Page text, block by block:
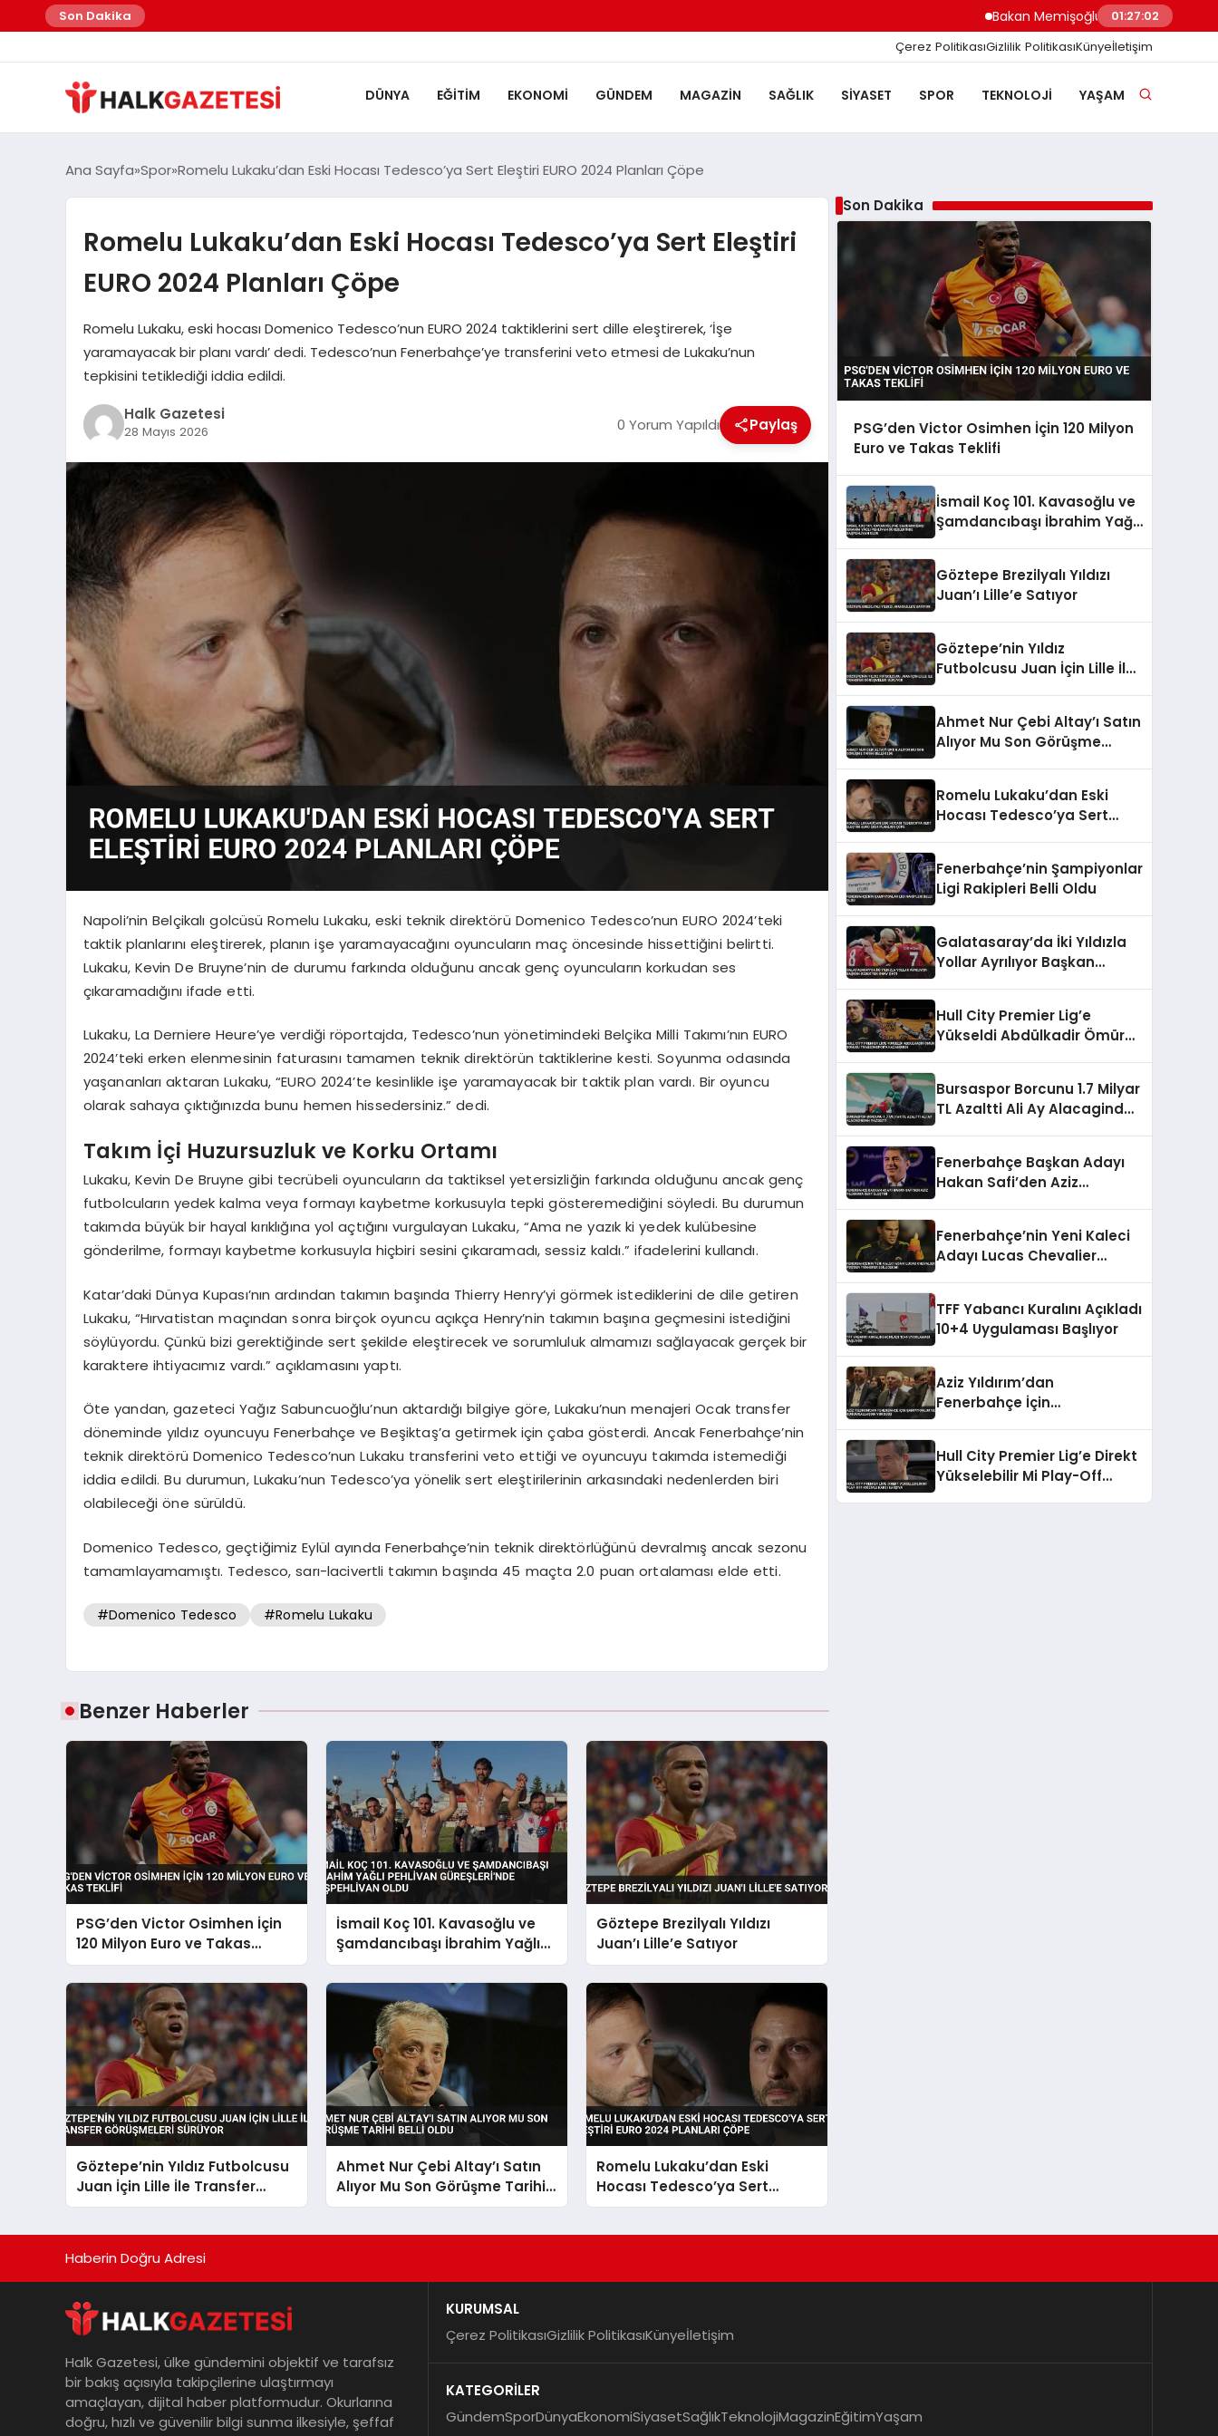
Son Dakika Bakan Memişoğlu İzmir Biyotıp ve
01:27:03
Çerez PolitikasıGizlilik PolitikasıKünyeİletişim
DÜNYA EĞITIM EKONOMI GÜNDEM MAGAZIN SAĞLIK SIYASET SPOR TEKNOLOJI YAŞAM
Ana Sayfa Spor Romelu Lukaku’dan Eski Hocası Tedesco’ya Sert Eleştiri EURO 2024 Planları Çöpe
Romelu Lukaku’dan Eski Hocası Tedesco’ya Sert Eleştiri
EURO 2024 Planları Çöpe
Romelu Lukaku, eski hocası Domenico Tedesco’nun EURO 2024 taktiklerini sert dille eleştirerek, ‘İşe
yaramayacak bir planı vardı’ dedi. Tedesco’nun Fenerbahçe’ye transferini veto etmesi de Lukaku’nun
tepkisini tetiklediği iddia edildi.
Halk Gazetesi
28 Mayıs 2026 0 Yorum Yapıldı Paylaş
Napoli’nin Belçikalı golcüsü Romelu Lukaku, eski teknik direktörü Domenico Tedesco’nun EURO 2024’teki
taktik planlarını eleştirerek, planın işe yaramayacağını oyuncuların maç öncesinde hissettiğini belirtti.
Lukaku, Kevin De Bruyne’nin de durumu farkında olduğunu ancak genç oyuncuların korkudan ses
çıkaramadığını ifade etti.
Lukaku, La Derniere Heure’ye verdiği röportajda, Tedesco’nun yönetimindeki Belçika Milli Takımı’nın EURO
2024’teki erken elenmesinin faturasını tamamen teknik direktörün taktiklerine kesti. Soyunma odasında
yaşananları aktaran Lukaku, “EURO 2024’te kesinlikle işe yaramayacak bir taktik plan vardı. Bir oyuncu
olarak sahaya çıktığınızda bunu hemen hissedersiniz.” dedi.
Takım İçi Huzursuzluk ve Korku Ortamı
Lukaku, Kevin De Bruyne gibi tecrübeli oyuncuların da taktiksel yetersizliğin farkında olduğunu ancak genç
futbolcuların yedek kalma veya formayı kaybetme korkusuyla tepki gösteremediğini söyledi. Bu durumun
takımda büyük bir hayal kırıklığına yol açtığını vurgulayan Lukaku, “Ama ne yazık ki yedek kulübesine
gönderilme, formayı kaybetme korkusuyla hiçbiri sesini çıkaramadı, sessiz kaldı.” ifadelerini kullandı.
Katar’daki Dünya Kupası’nın ardından takımın başında Thierry Henry’yi görmek istediklerini de dile getiren
Lukaku, “Hırvatistan maçından sonra birçok oyuncu açıkça Henry’nin takımın başına geçmesini istediğini
söylüyordu. Çünkü bizi gerektiğinde sert şekilde eleştirecek ve sorumluluk almamızı sağlayacak gerçek bir
karaktere ihtiyacımız vardı.” açıklamasını yaptı.
Öte yandan, gazeteci Yağız Sabuncuoğlu’nun aktardığı bilgiye göre, Lukaku’nun menajeri Ocak transfer
döneminde yıldız oyuncuyu Fenerbahçe ve Beşiktaş’a getirmek için çaba gösterdi. Ancak Fenerbahçe’nin
teknik direktörü Domenico Tedesco’nun Lukaku transferini veto ettiği ve oyuncuyu takımda istemediği
iddia edildi. Bu durumun, Lukaku’nun Tedesco’ya yönelik sert eleştirilerinin arkasındaki nedenlerden biri
olabileceği öne sürüldü.
Domenico Tedesco, geçtiğimiz Eylül ayında Fenerbahçe’nin teknik direktörlüğünü devralmış ancak sezonu
tamamlayamamıştı. Tedesco, sarı-lacivertli takımın başında 45 maçta 2.0 puan ortalaması elde etti.
#Domenico Tedesco #Romelu Lukaku
Benzer Haberler
PSG’den Victor Osimhen İçin
120 Milyon Euro ve Takas
Teklifi
İsmail Koç 101. Kavasoğlu ve
Şamdancıbaşı İbrahim Yağlı
Pehlivan Güreşleri’nde
Başpehlivan Oldu
Göztepe Brezilyalı Yıldızı
Juan’ı Lille’e Satıyor
Göztepe’nin Yıldız Futbolcusu
Juan İçin Lille İle Transfer
Görüşmeleri Sürüyor
Ahmet Nur Çebi Altay’ı Satın
Alıyor Mu Son Görüşme Tarihi
Belli Oldu
Romelu Lukaku’dan Eski
Hocası Tedesco’ya Sert
Eleştiri EURO 2024 Planları
Son Dakika
PSG’den Victor Osimhen İçin 120 Milyon
Euro ve Takas Teklifi
İsmail Koç 101. Kavasoğlu ve
Şamdancıbaşı İbrahim Yağlı
Göztepe Brezilyalı Yıldızı
Juan’ı Lille’e Satıyor
Göztepe’nin Yıldız
Futbolcusu Juan İçin Lille İle
Ahmet Nur Çebi Altay’ı Satın
Alıyor Mu Son Görüşme
Romelu Lukaku’dan Eski
Hocası Tedesco’ya Sert
Fenerbahçe’nin Şampiyonlar
Ligi Rakipleri Belli Oldu
Galatasaray’da İki Yıldızla
Yollar Ayrılıyor Başkan
Hull City Premier Lig’e
Yükseldi Abdülkadir Ömür
Bursaspor Borcunu 1.7 Milyar
TL Azaltti Ali Ay Alacagindan
Fenerbahçe Başkan Adayı
Hakan Safi’den Aziz
Fenerbahçe’nin Yeni Kaleci
Adayı Lucas Chevalier
TFF Yabancı Kuralını Açıkladı
10+4 Uygulaması Başlıyor
Aziz Yıldırım’dan
Fenerbahçe İçin
Hull City Premier Lig’e Direkt
Yükselebilir Mi Play-Off
Haberin Doğru Adresi
Halk Gazetesi, ülke gündemini objektif ve tarafsız
bir bakış açısıyla takipçilerine ulaştırmayı
amaçlayan, dijital haber platformudur. Okurlarına
doğru, hızlı ve güvenilir bilgi sunma ilkesiyle, şeffaf
KURUMSAL
Çerez PolitikasıGizlilik PolitikasıKünyeİletişim
KATEGORİLER
GündemSporDünyaEkonomiSiyasetSağlıkTeknolojiMagazinEğitimYaşam